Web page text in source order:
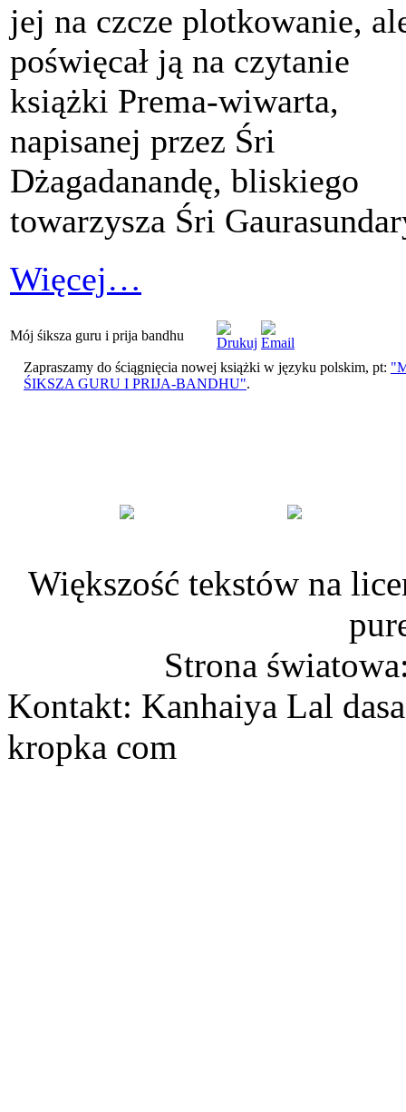
jej na czcze plotkowanie,
poświęcał ją na czytanie
książki Prema-wiwarta,
napisanej przez Śri
Dżagadanandę, bliskiego
towarzysza Śri
Więcej…
Mój śiksza guru i prija bandhu
Zapraszamy do ściągnięcia nowej książki w języku polskim, pt:
ŚIKSZA GURU I PRIJA-BANDHU".
Większość tekstów na
Strona
Kontakt: Kanhaiya Lal
kropka com